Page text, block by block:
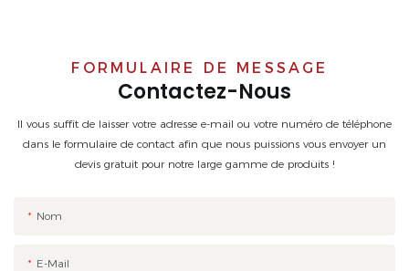
FORMULAIRE DE MESSAGE
Contactez-Nous
Il vous suffit de laisser votre adresse e-mail ou votre numéro de téléphone
dans le formulaire de contact afin que nous puissions vous envoyer un
devis gratuit pour notre large gamme de produits !
Nom
E-Mail